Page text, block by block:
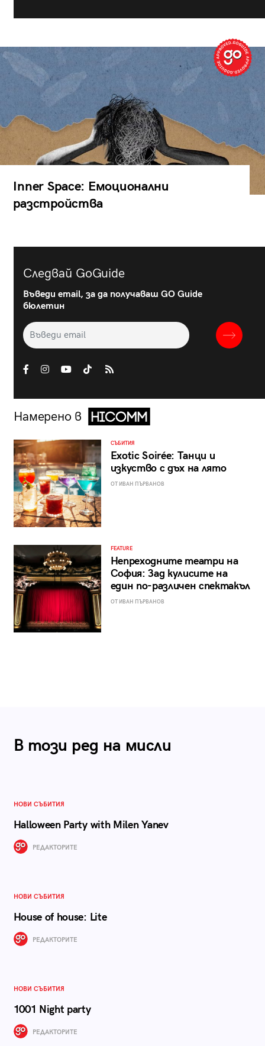
Inner Space: Емоционални
разстройства
Следвай GoGuide
Въведи email, за да получаваш GO Guide
бюлетин
Намерено в
СЪБИТИЯ
Exotic Soirée: Танци и
изкуство с дъх на лято
ОТ ИВАН ПЪРВАНОВ
FEATURE
Непреходните театри на
София: Зад кулисите на
един по-различен спектакъл
ОТ ИВАН ПЪРВАНОВ
В този ред на мисли
НОВИ СЪБИТИЯ
Halloween Party with Milen Yanev
РЕДАКТОРИТЕ
НОВИ СЪБИТИЯ
House of house: Lite
РЕДАКТОРИТЕ
НОВИ СЪБИТИЯ
1001 Night party
РЕДАКТОРИТЕ